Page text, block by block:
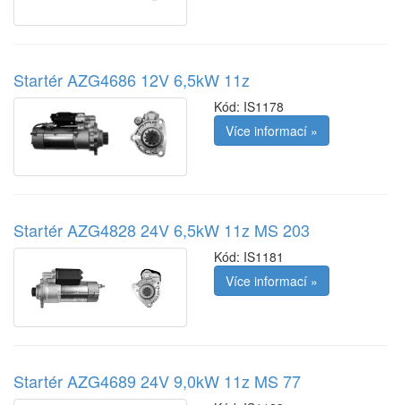
Startér AZG4686 12V 6,5kW 11z
Kód: IS1178
Více informací »
Startér AZG4828 24V 6,5kW 11z MS 203
Kód: IS1181
Více informací »
Startér AZG4689 24V 9,0kW 11z MS 77